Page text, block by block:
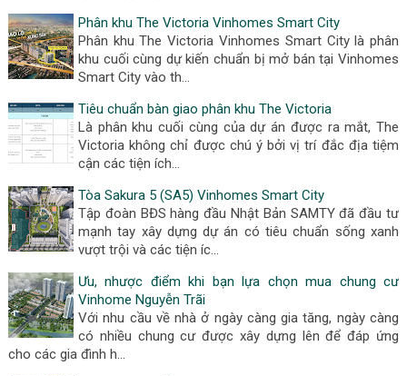
Phân khu The Victoria Vinhomes Smart City
Phân khu The Victoria Vinhomes Smart City là phân
khu cuối cùng dự kiến chuẩn bị mở bán tại Vinhomes
Smart City vào th…
Tiêu chuẩn bàn giao phân khu The Victoria
Là phân khu cuối cùng của dự án được ra mắt, The
Victoria không chỉ được chú ý bởi vị trí đắc địa tiệm
cận các tiện ích…
Tòa Sakura 5 (SA5) Vinhomes Smart City
Tập đoàn BĐS hàng đầu Nhật Bản SAMTY đã đầu tư
mạnh tay xây dựng dự án có tiêu chuẩn sống xanh
vượt trội và các tiện íc…
Ưu, nhược điểm khi bạn lựa chọn mua chung cư
Vinhome Nguyễn Trãi
Với nhu cầu về nhà ở ngày càng gia tăng, ngày càng
có nhiều chung cư được xây dựng lên để đáp ứng
cho các gia đình h…